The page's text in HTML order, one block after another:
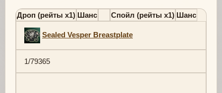
Дроп (рейты х1) Шанс Спойл (рейты х1) Шанс
Sealed Vesper Breastplate
1/79365